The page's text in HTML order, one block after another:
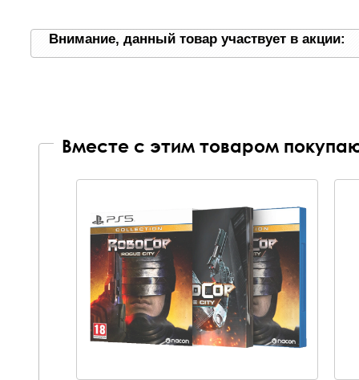
Внимание, данный товар участвует в акции:
Вместе с этим товаром